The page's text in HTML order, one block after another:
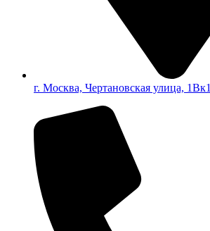
г. Москва, Чертановская улица, 1Вк1